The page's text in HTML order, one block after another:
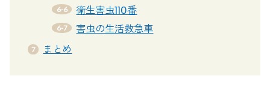
衛生害虫110番
害虫の生活救急車
まとめ